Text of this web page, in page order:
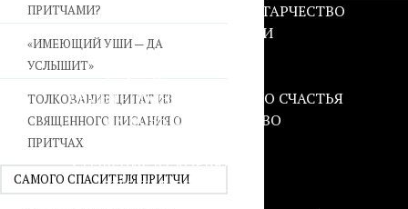
ДУХОВНИЧЕСТВО И СТАРЧЕСТВО
ВОЙНА СО СТРАСТЯМИ
СВЯТЫНИ В ДОМЕ
ПРИТЧИ
СЕМЬЯ - ПОЛНОТА ЗЕМНОГО СЧАСТЬЯ
ЛЮБОВЬ СУПРУЖЕСТВО
УТЕШЕНИЕ В СКОРБЯХ
УТОЛИ МОИ ПЕЧАЛИ
ПРИТЧАМИ?
«ИМЕЮЩИЙ УШИ — ДА
УСЛЫШИТ»
ТОЛКОВАНИЕ ЦИТАТ ИЗ
СВЯЩЕННОГО ПИСАНИЯ О
ПРИТЧАХ
САМОГО СПАСИТЕЛЯ ПРИТЧИ